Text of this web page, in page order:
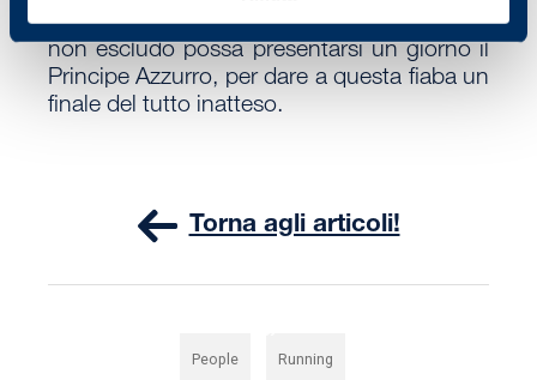
bellissimi. E chissà, visto che amo sognare,
non escludo possa presentarsi un giorno il
Principe Azzurro, per dare a questa fiaba un
finale del tutto inatteso.
Torna agli articoli!
People Running